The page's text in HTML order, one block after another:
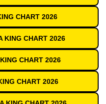
CHART 2026
KING CHART 2026
CHART 2026
CHART 2026